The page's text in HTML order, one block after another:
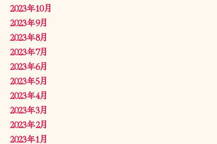
2023年10月
2023年9月
2023年8月
2023年7月
2023年6月
2023年5月
2023年4月
2023年3月
2023年2月
2023年1月